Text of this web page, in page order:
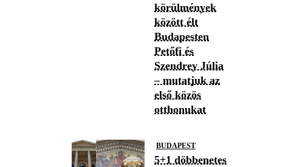
körülmények
között élt
Budapesten
Petőfi és
Szendrey Júlia
– mutatjuk az
első közös
otthonukat
BUDAPEST
5+1 döbbenetes